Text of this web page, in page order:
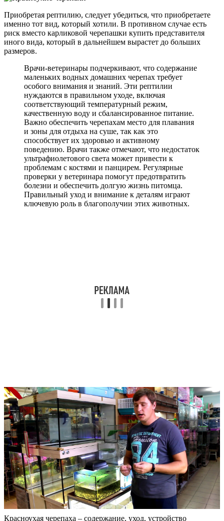
Приобретая рептилию, следует убедиться, что приобретаете
именно тот вид, который хотили. В противном случае есть
риск вместо карликовой черепашки купить представителя
иного вида, который в дальнейшем вырастет до больших
размеров.
Врачи-ветеринары подчеркивают, что содержание
маленьких водных домашних черепах требует
особого внимания и знаний. Эти рептилии
нуждаются в правильном уходе, включая
соответствующий температурный режим,
качественную воду и сбалансированное питание.
Важно обеспечить черепахам место для плавания
и зоны для отдыха на суше, так как это
способствует их здоровью и активному
поведению. Врачи также отмечают, что недостаток
ультрафиолетового света может привести к
проблемам с костями и панцирем. Регулярные
проверки у ветеринара помогут предотвратить
болезни и обеспечить долгую жизнь питомца.
Правильный уход и внимание к деталям играют
ключевую роль в благополучии этих животных.
Красноухая черепаха – содержание, уход, устройство